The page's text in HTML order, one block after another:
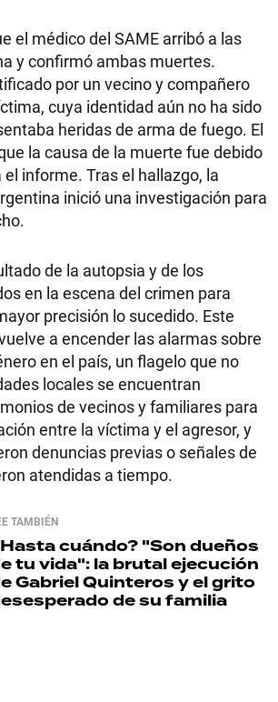
el médico del SAME arribó a las
y confirmó ambas muertes.
por un vecino y compañero
cuya identidad aún no ha sido
heridas de arma de fuego. El
la causa de la muerte fue debido
informe. Tras el hallazgo, la
inició una investigación para
de la autopsia y de los
en la escena del crimen para
precisión lo sucedido. Este
a encender las alarmas sobre
en el país, un flagelo que no
locales se encuentran
de vecinos y familiares para
entre la víctima y el agresor, y
denuncias previas o señales de
atendidas a tiempo.
TAMBIÉN
cuándo? "Son dueños
tu vida": la brutal ejecución
Gabriel Quinteros y el grito
de su familia